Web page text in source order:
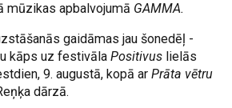
mūzikas apbalvojumā GAMMA.
gaidāmas jau šonedēļ -
kāps uz festivālaPositivus lielās
9. augustā, kopā arPrāta vētru
dārzā.